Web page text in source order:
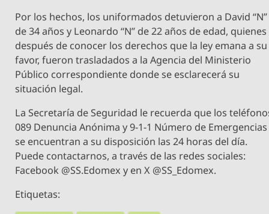
Por los hechos, los uniformados detuvieron a David “N”
de 34 años y Leonardo “N” de 22 años de edad, quienes
después de conocer los derechos que la ley emana a su
favor, fueron trasladados a la Agencia del Ministerio
Público correspondiente donde se esclarecerá su
situación legal.
La Secretaría de Seguridad le recuerda que los
089 Denuncia Anónima y 9-1-1 Número de Emergencias
se encuentran a su disposición las 24 horas del día.
Puede contactarnos, a través de las redes sociales:
Facebook @SS.Edomex y en X @SS_Edomex.
Etiquetas: